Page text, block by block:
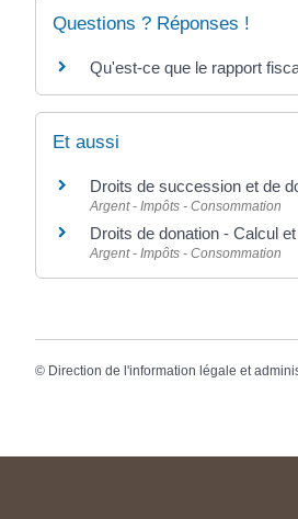
Questions ? Réponses !
Qu'est-ce que le rapport
Et aussi
Droits de succession et de
Argent - Impôts - Consommation
Droits de donation - Calcul
Argent - Impôts - Consommation
© Direction de l'information légale et